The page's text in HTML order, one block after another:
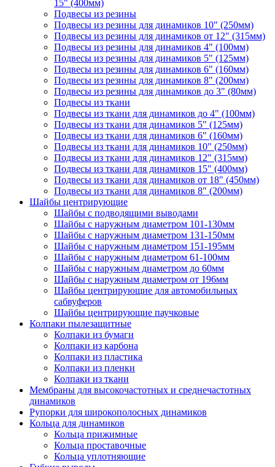
15" (400мм)
Подвесы из резины
Подвесы из резины для динамиков 10" (250мм)
Подвесы из резины для динамиков от 12" (315мм)
Подвесы из резины для динамиков 4" (100мм)
Подвесы из резины для динамиков 5" (125мм)
Подвесы из резины для динамиков 6" (160мм)
Подвесы из резины для динамиков 8" (200мм)
Подвесы из резины для динамиков до 3" (80мм)
Подвесы из ткани
Подвесы из ткани для динамиков до 4" (100мм)
Подвесы из ткани для динамиков 5" (125мм)
Подвесы из ткани для динамиков 6" (160мм)
Подвесы из ткани для динамиков 10" (250мм)
Подвесы из ткани для динамиков 12" (315мм)
Подвесы из ткани для динамиков 15" (400мм)
Подвесы из ткани для динамиков от 18" (450мм)
Подвесы из ткани для динамиков 8" (200мм)
Шайбы центрирующие
Шайбы с подводящими выводами
Шайбы с наружным диаметром 101-130мм
Шайбы с наружным диаметром 131-150мм
Шайбы с наружным диаметром 151-195мм
Шайбы с наружным диаметром 61-100мм
Шайбы с наружным диаметром до 60мм
Шайбы с наружным диаметром от 196мм
Шайбы центрирующие для автомобильных
сабвуферов
Шайбы центрирующие паучковые
Колпаки пылезащитные
Колпаки из бумаги
Колпаки из карбона
Колпаки из пластика
Колпаки из пленки
Колпаки из ткани
Мембраны для высокочастотных и среднечастотных
динамиков
Рупорки для широкополосных динамиков
Кольца для динамиков
Кольца прижимные
Кольца проставочные
Кольца уплотняющие